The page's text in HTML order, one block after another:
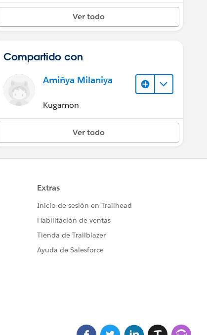
Ver todo
Compartido con
Amiñya Milaniya
Kugamon
Ver todo